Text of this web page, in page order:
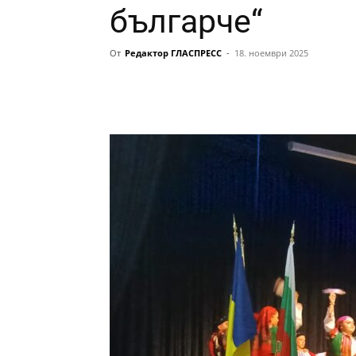
българче“
От Редактор ГЛАСПРЕСС - 18. ноември 2025